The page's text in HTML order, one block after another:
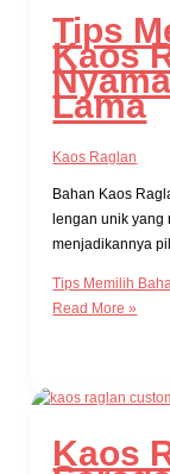
Tips
Kaos
Lama
Kaos Raglan
Bahan Kaos
lengan unik
menjadikannya
Tips Memilih
Read More »
Kaos